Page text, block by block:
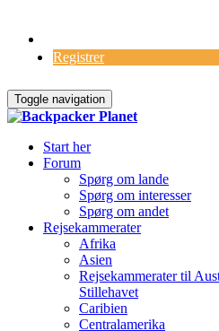
Registrer
Toggle navigation
Start her
Forum
Spørg om lande
Spørg om interesser
Spørg om andet
Rejsekammerater
Afrika
Asien
Rejsekammerater til
Stillehavet
Caribien
Centralamerika